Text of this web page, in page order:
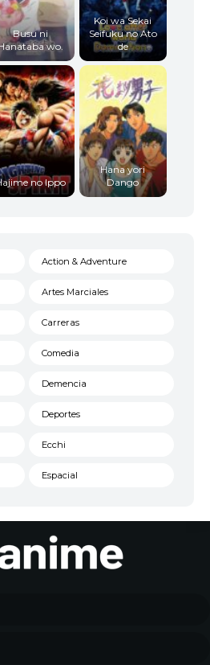
Busu ni
wo.
Koi wa Sekai
Seifuku no Ato
de
no Ippo
Hana yori
Dango
Action & Adventure
Artes Marciales
Carreras
Comedia
Demencia
Deportes
Ecchi
Espacial
Historico
Josei